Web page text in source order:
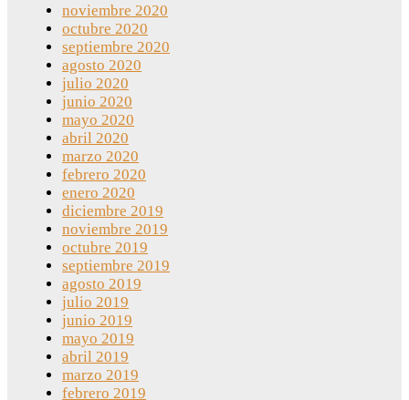
noviembre 2020
octubre 2020
septiembre 2020
agosto 2020
julio 2020
junio 2020
mayo 2020
abril 2020
marzo 2020
febrero 2020
enero 2020
diciembre 2019
noviembre 2019
octubre 2019
septiembre 2019
agosto 2019
julio 2019
junio 2019
mayo 2019
abril 2019
marzo 2019
febrero 2019